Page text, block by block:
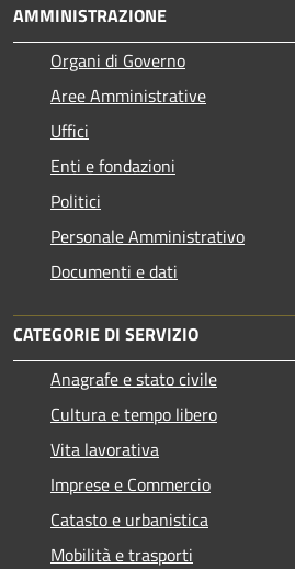
AMMINISTRAZIONE
Organi di Governo
Aree Amministrative
Uffici
Enti e fondazioni
Politici
Personale Amministrativo
Documenti e dati
CATEGORIE DI SERVIZIO
Anagrafe e stato civile
Cultura e tempo libero
Vita lavorativa
Imprese e Commercio
Catasto e urbanistica
Mobilità e trasporti